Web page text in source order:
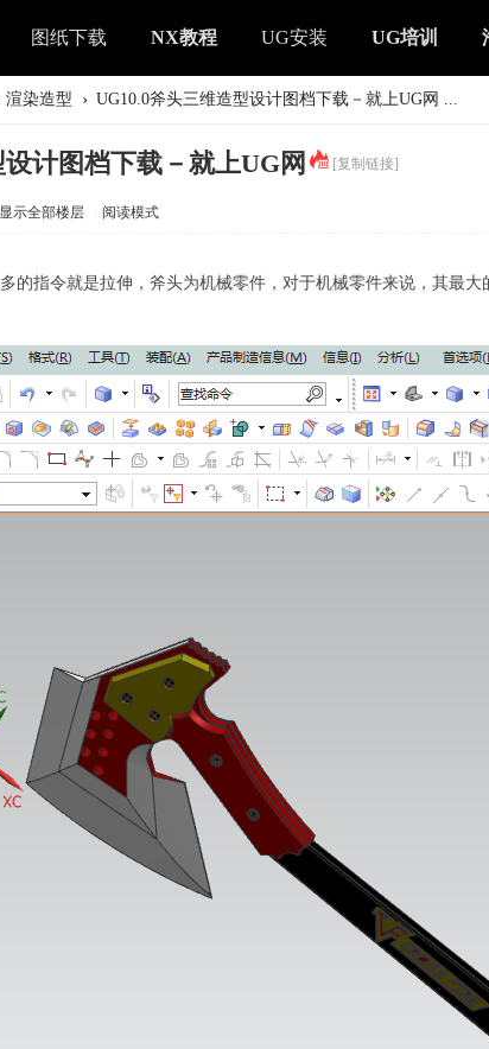
图纸下载 NX教程 UG安装 UG培训
渲染造型 › UG10.0斧头三维造型设计图档下载－就上UG网 ...
计图档下载－就上UG网 [复制链接]
显示全部楼层 阅读模式
的指令就是拉伸，斧头为机械零件，对于机械零件来说，其最